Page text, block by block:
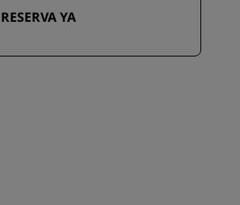
RESERVA YA